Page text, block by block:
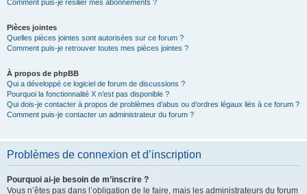
Comment puis-je résilier mes abonnements ?
Pièces jointes
Quelles pièces jointes sont autorisées sur ce forum ?
Comment puis-je retrouver toutes mes pièces jointes ?
À propos de phpBB
Qui a développé ce logiciel de forum de discussions ?
Pourquoi la fonctionnalité X n’est pas disponible ?
Qui dois-je contacter à propos de problèmes d’abus ou d’ordres légaux liés à ce forum ?
Comment puis-je contacter un administrateur du forum ?
Problèmes de connexion et d’inscription
Pourquoi ai-je besoin de m’inscrire ?
Vous n’êtes pas dans l’obligation de le faire, mais les administrateurs du forum